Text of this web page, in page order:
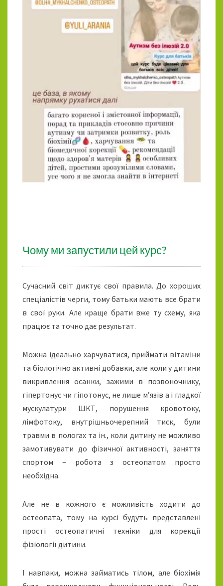
Чому ми запустили цей курс?
Сучасний світ диктує свої правила. До хороших
спеціалістів черги, тому батьки мають все брати
в свої руки. Але краще брати вже ту схему, яка
працює та точно дає результат.
Можна ідеально харчуватися, приймати вітаміни
та біологічно активні добавки, але коли у дитини
викривлення осанки, зажими в позвоночнику,
гіпертонус чи гіпотонус, не лише м’язів а і гладкої
мускулатури ШКТ, порушення кровотоку,
лімфотоку, внутрішньочерепний тиск, були
травми в пологах та ін., коли дитину не можливо
замотивувати до фізичної активності, заняття
спортом – робота з остеопатом просто
необхідна.
Але не в кожного є можливість ходити до
остеопата, тому на курсі будуть представлені
прості остеопатичні техніки для корекції
фізіології дитини.
І навпаки, можна займатись тілом, але біохімія